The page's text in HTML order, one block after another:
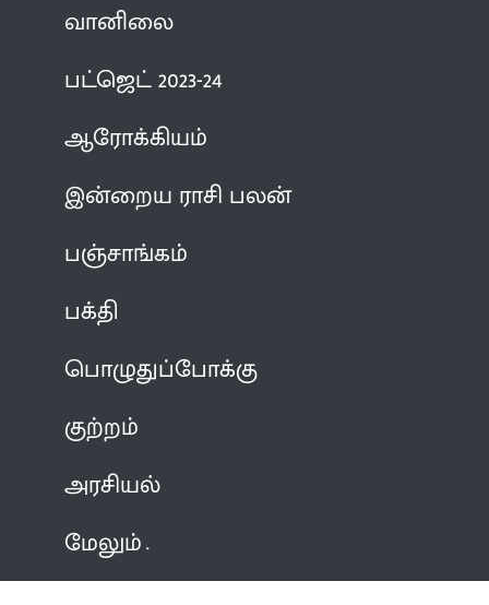
வானிலை
பட்ஜெட் 2023-24
ஆரோக்கியம்
இன்றைய ராசி பலன்
பஞ்சாங்கம்
பக்தி
பொழுதுப்போக்கு
குற்றம்
அரசியல்
மேலும்